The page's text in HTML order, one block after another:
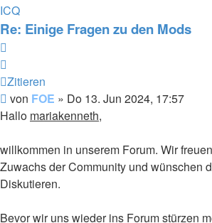
von
FOE
ICQ
Re: Einige Fragen zu den Mods
Zitieren
Beitrag
von FOE » Do 13. Jun 2024, 17:57
Hallo mariakenneth,
willkommen in unserem Forum. Wir
Zuwachs der Community und wünschen
Diskutieren.
Bevor wir uns wieder ins Forum stürzen